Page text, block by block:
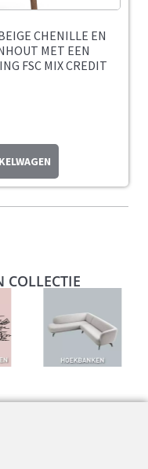
CHENILLE EN
MET EEN
FSC MIX CREDIT
COLLECTIE